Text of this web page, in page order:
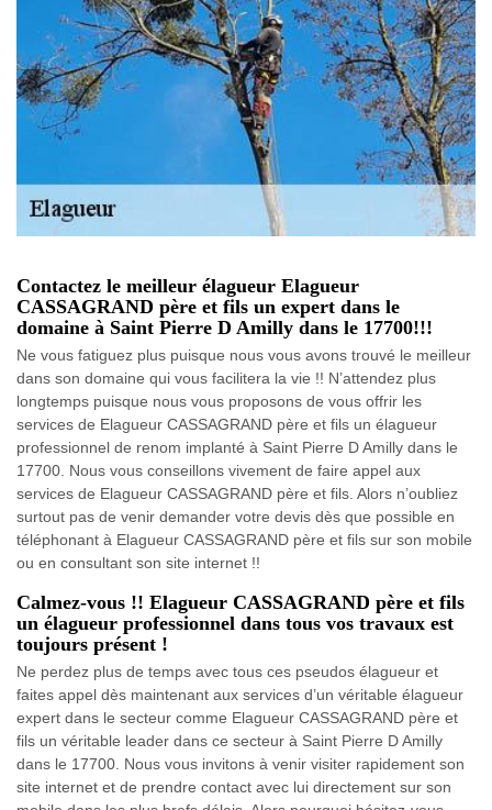
Contactez le meilleur élagueur Elagueur
CASSAGRAND père et fils un expert dans le
domaine à Saint Pierre D Amilly dans le 17700!!!
Ne vous fatiguez plus puisque nous vous avons trouvé le meilleur
dans son domaine qui vous facilitera la vie !! N’attendez plus
longtemps puisque nous vous proposons de vous offrir les
services de Elagueur CASSAGRAND père et fils un élagueur
professionnel de renom implanté à Saint Pierre D Amilly dans le
17700. Nous vous conseillons vivement de faire appel aux
services de Elagueur CASSAGRAND père et fils. Alors n’oubliez
surtout pas de venir demander votre devis dès que possible en
téléphonant à Elagueur CASSAGRAND père et fils sur son mobile
ou en consultant son site internet !!
Calmez-vous !! Elagueur CASSAGRAND père et fils
un élagueur professionnel dans tous vos travaux est
toujours présent !
Ne perdez plus de temps avec tous ces pseudos élagueur et
faites appel dès maintenant aux services d’un véritable élagueur
expert dans le secteur comme Elagueur CASSAGRAND père et
fils un véritable leader dans ce secteur à Saint Pierre D Amilly
dans le 17700. Nous vous invitons à venir visiter rapidement son
site internet et de prendre contact avec lui directement sur son